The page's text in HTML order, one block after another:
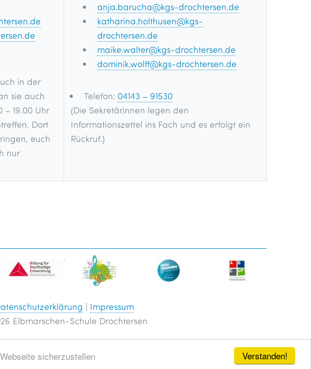
Verstanden!
sicherzustellen
in der
sie auch
19.00 Uhr
Dort
euch
nur
anja.barucha@kgs-drochtersen.de
katharina.holthusen@kgs-
drochtersen.de
maike.walter@kgs-drochtersen.de
dominik.wolff@kgs-drochtersen.de
Telefon: 04143 – 91530
(Die Sekretärinnen legen den
Informationszettel ins Fach und es erfolgt ein
Rückruf.)
| Impressum
Elbmarschen-Schule Drochtersen